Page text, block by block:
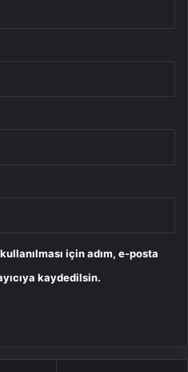
için adım, e-posta
kaydedilsin.